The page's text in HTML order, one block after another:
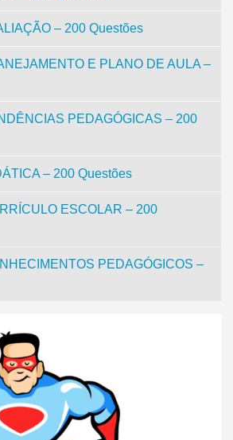
– 200 Questões
E PLANO DE AULA –
PEDAGÓGICAS – 200
– 200 Questões
ESCOLAR – 200
PEDAGÓGICOS –